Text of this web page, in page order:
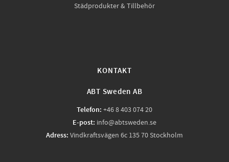
Städprodukter & Tillbehör
KONTAKT
ABT Sweden AB
Telefon: +46 8 403 074 20
E-post: info@abtsweden.se
Adress: Vindkraftsvägen 6c 135 70 Stockholm